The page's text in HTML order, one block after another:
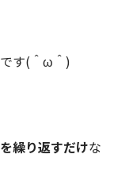
す(＾ω＾)
繰り返すだけな